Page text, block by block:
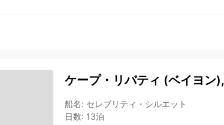
ケープ・リバティ (ベイヨン
船名: セレブリティ・シルエット
日数: 13泊